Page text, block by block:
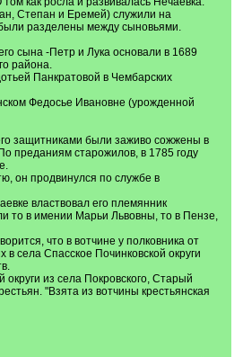
Степан и Еремей) служили на
разделены между сыновьями.
сына -Петр и Лука основали в 1689
района.
Панкратовой в Чембарских
Федосье Ивановне (урожденной
защитниками были заживо сожжены в
преданиям старожилов, в 1785 году
он продвинулся по службе в
властвовал его племянник
то в имении Марьи Львовны, то в Пензе,
что в вотчине у полковника от
села Спасское Починковской округи
из села Покровского, Старый
"Взята из вотчины крестьянская